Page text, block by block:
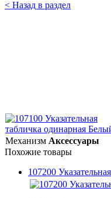
< Назад в раздел
Механизм Аксессуары
Похожие товары
107200